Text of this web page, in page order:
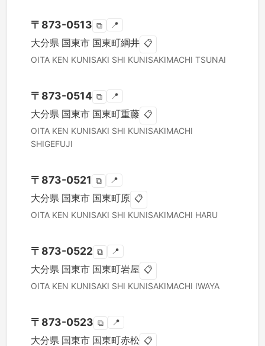
〒 873-0513 ⧉ 📍
大分県 国東市 国東町綱井 📋
OITA KEN KUNISAKI SHI KUNISAKIMACHI TSUNAI
〒 873-0514 ⧉ 📍
大分県 国東市 国東町重藤 📋
OITA KEN KUNISAKI SHI KUNISAKIMACHI
SHIGEFUJI
〒 873-0521 ⧉ 📍
大分県 国東市 国東町原 📋
OITA KEN KUNISAKI SHI KUNISAKIMACHI HARU
〒 873-0522 ⧉ 📍
大分県 国東市 国東町岩屋 📋
OITA KEN KUNISAKI SHI KUNISAKIMACHI IWAYA
〒 873-0523 ⧉ 📍
大分県 国東市 国東町赤松 📋